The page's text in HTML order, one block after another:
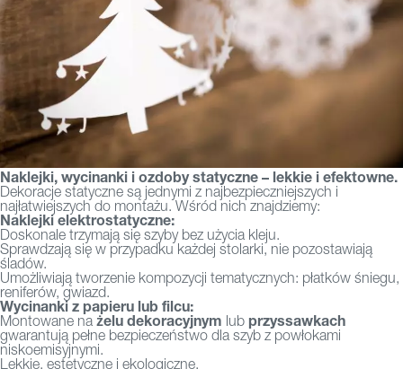
Naklejki, wycinanki i ozdoby statyczne – lekkie i efektowne.
Dekoracje statyczne są jednymi z najbezpieczniejszych i
najłatwiejszych do montażu. Wśród nich znajdziemy:
Naklejki elektrostatyczne:
Doskonale trzymają się szyby bez użycia kleju.
Sprawdzają się w przypadku każdej stolarki, nie pozostawiają
śladów.
Umożliwiają tworzenie kompozycji tematycznych: płatków śniegu,
reniferów, gwiazd.
Wycinanki z papieru lub filcu:
Montowane na żelu dekoracyjnym lub przyssawkach
gwarantują pełne bezpieczeństwo dla szyb z powłokami
niskoemisyjnymi.
Lekkie, estetyczne i ekologiczne.